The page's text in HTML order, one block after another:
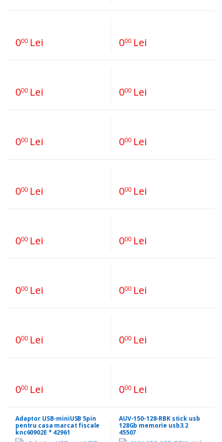
000Lei 000Lei
000Lei 000Lei
000Lei 000Lei
000Lei 000Lei
000Lei 000Lei
000Lei 000Lei
000Lei 000Lei
000Lei 000Lei
Adaptor USB-miniUSB 5pin
pentru casa marcat fiscale
knc60902E * 42961
AUV-150-128-RBK stick usb
128Gb memorie usb3.2
45507